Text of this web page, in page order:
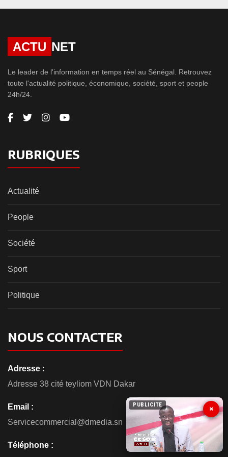
ACTU NET
Le leader de l'information en temps réel au Sénégal. Retrouvez
toute l'actualité politique, économique, société, sport et people
24h/24.
RUBRIQUES
Actualité
People
Société
Sport
Politique
NOUS CONTACTER
Adresse :
Adresse 38 cité teyliom VDN Dakar
Email :
Servicecommercial@dmedia.sn
Téléphone :
×
PUBLICITE